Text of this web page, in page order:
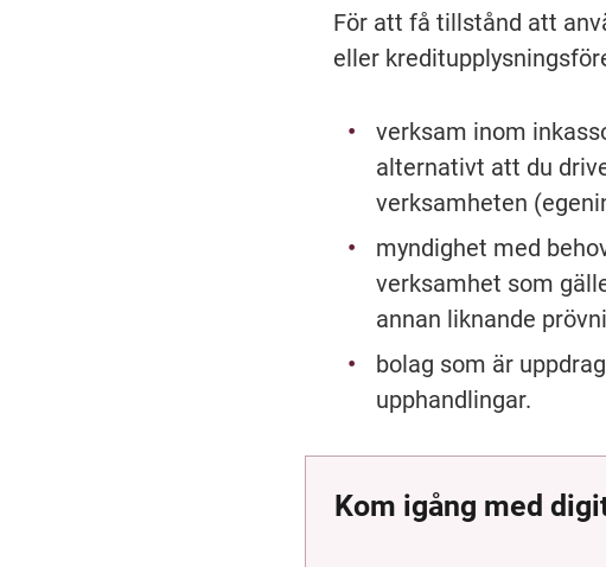
För att få tillstånd att
eller
verksam inom
alternativt att du
verksamheten
myndighet med
verksamhet som
annan liknande
bolag som är
upphandlingar.
Kom igång med